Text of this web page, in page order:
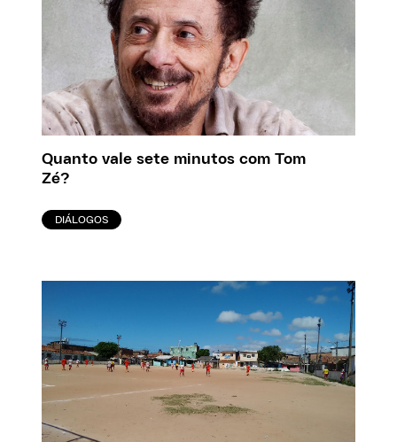
Quanto vale sete minutos com Tom
Zé?
DIÁLOGOS